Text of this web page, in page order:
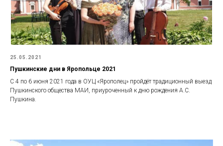
25.05.2021
Пушкинские дни в Яропольце 2021
С 4 по 6 июня 2021 года в ОУЦ «Ярополец» пройдёт традиционный выезд
Пушкинского общества МАИ, приуроченный к дню рождения А.С.
Пушкина.